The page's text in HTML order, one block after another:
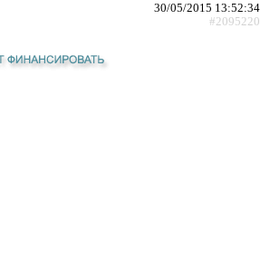
30/05/2015 13:52:34
#2095220